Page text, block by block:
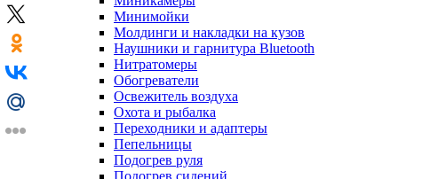
Минимойки
Молдинги и накладки на кузов
Наушники и гарнитура Bluetooth
Нитратомеры
Обогреватели
Освежитель воздуха
Охота и рыбалка
Переходники и адаптеры
Пепельницы
Подогрев руля
Подогрев сидений